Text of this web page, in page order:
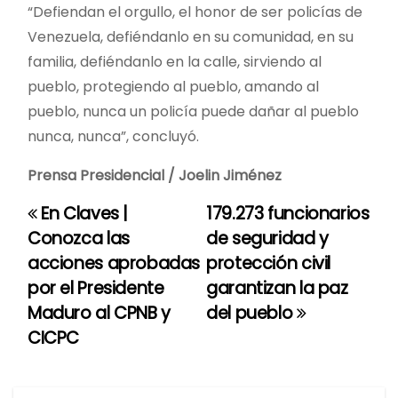
“Defiendan el orgullo, el honor de ser policías de
Venezuela, defiéndanlo en su comunidad, en su
familia, defiéndanlo en la calle, sirviendo al
pueblo, protegiendo al pueblo, amando al
pueblo, nunca un policía puede dañar al pueblo
nunca, nunca”, concluyó.
Prensa Presidencial / Joelin Jiménez
N
a
v
e
179.273 funcionarios
de seguridad y
protección civil
garantizan la paz
del pueblo
En Claves |
Conozca las
acciones aprobadas
por el Presidente
Maduro al CPNB y
CICPC